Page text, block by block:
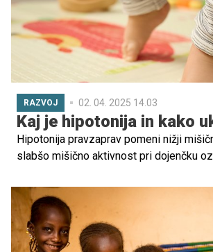
RAZVOJ 02. 04. 2025 14.03
Kaj je hipotonija in kako
Hipotonija pravzaprav pomeni nižji
slabšo mišično aktivnost pri dojenčku
gibanje.